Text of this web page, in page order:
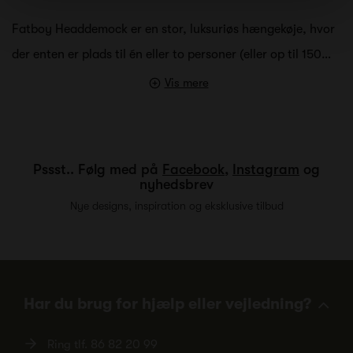
Fatboy Headdemock er en stor, luksuriøs hængekøje, hvor
der enten er plads til én eller to personer (eller op til 150…
Vis mere
Pssst.. Følg med på Facebook, Instagram og
nyhedsbrev
Nye designs, inspiration og eksklusive tilbud